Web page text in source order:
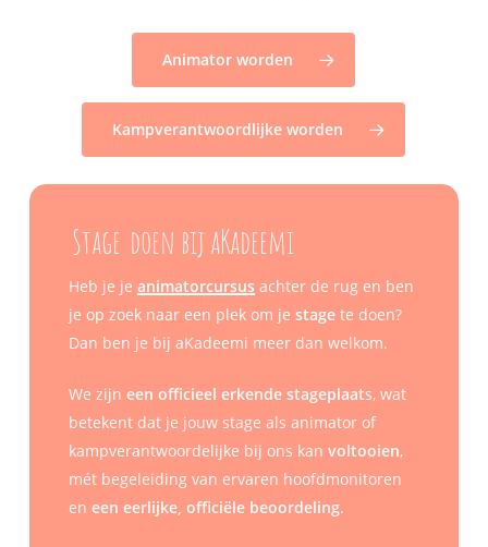
Animator worden
Kampverantwoordlijke worden
Stage doen bij aKadeemi
Heb je je animatorcursus achter de rug en ben
je op zoek naar een plek om je stagete doen?
Dan ben je bij aKadeemi meer dan welkom.
We zijn een officieel erkende stageplaats, wat
betekent dat je jouw stage als animator of
kampverantwoordelijke bij ons kan voltooien,
mét begeleiding van ervaren hoofdmonitoren
en een eerlijke, officiële beoordeling.